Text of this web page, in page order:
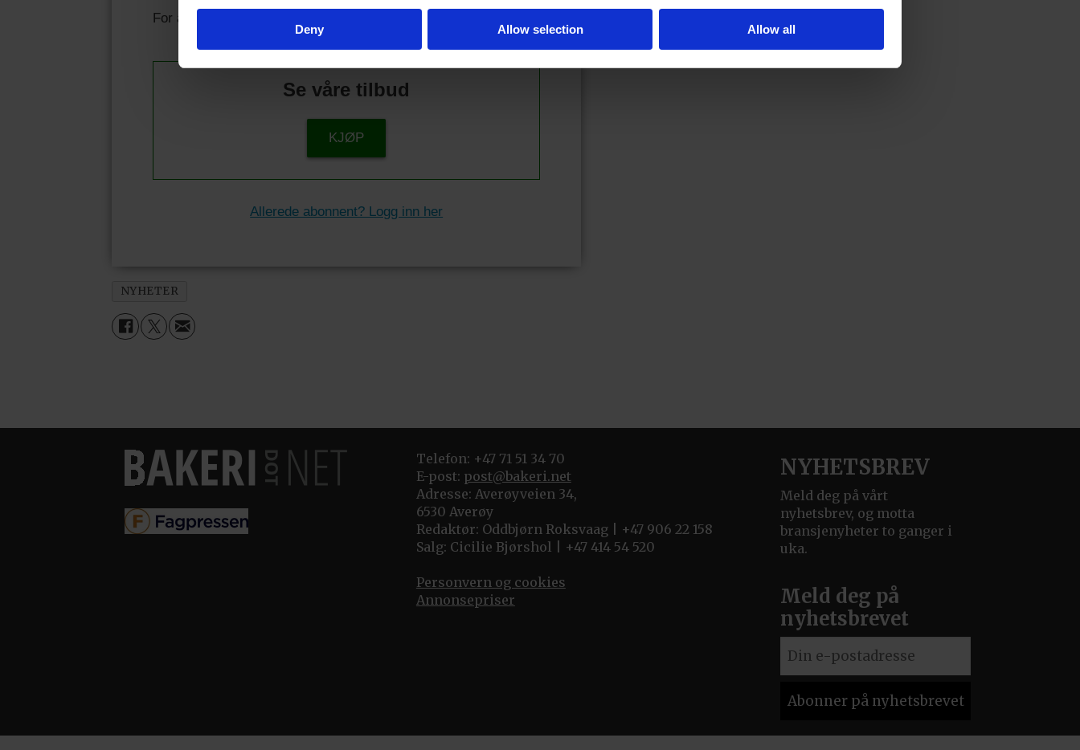
Deny Allow selection Allow all
For å fortsette å lese må du logge inn eller kjøpe et abonnement.
Se våre tilbud
KJØP
Allerede abonnent? Logg inn her
NYHETER
Telefon: +47 71 51 34 70
E-post: post@bakeri.net
Adresse: Averøyveien 34,
6530 Averøy
Redaktør: Oddbjørn Roksvaag | +47 906 22 158
Salg: Cicilie Bjørshol | +47 414 54 520
Personvern og cookies
Annonsepriser
NYHETSBREV
Meld deg på vårt
nyhetsbrev, og motta
bransjenyheter to ganger i
uka.
Meld deg på
nyhetsbrevet